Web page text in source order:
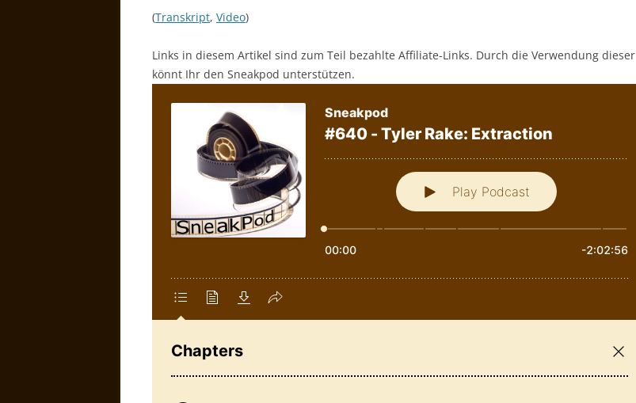
(Transkript, Video)
Links in diesem Artikel sind zum Teil bezahlte Affiliate-Links. Durch die Verwendung dieser
könnt Ihr den Sneakpod unterstützen.